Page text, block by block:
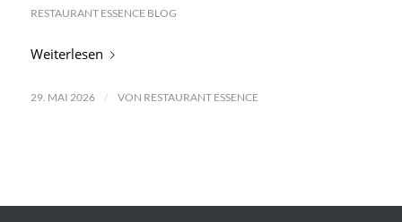
RESTAURANT ESSENCE BLOG
Weiterlesen
29. MAI 2026 / VON RESTAURANT ESSENCE